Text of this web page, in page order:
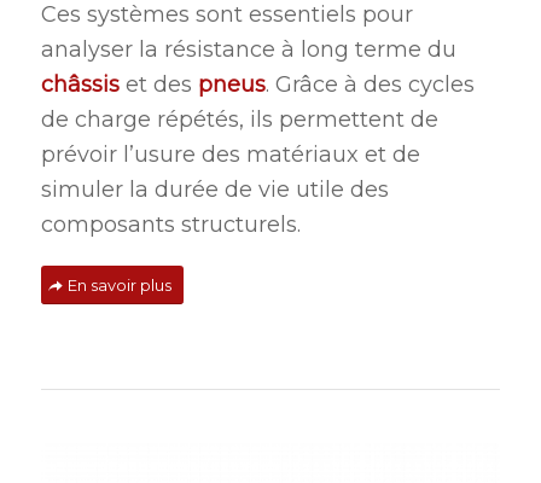
Ces systèmes sont essentiels pour
analyser la résistance à long terme du
châssis et des pneus. Grâce à des cycles
de charge répétés, ils permettent de
prévoir l’usure des matériaux et de
simuler la durée de vie utile des
composants structurels.
En savoir plus